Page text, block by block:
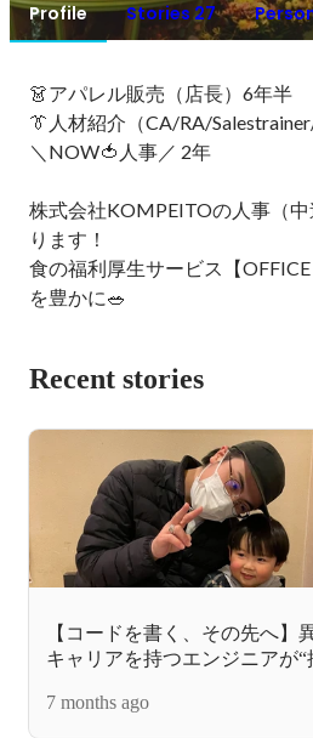
Profile Stories 27
👗アパレル販売（店長）6年半
👔人材紹介（CA/RA/
＼NOW🍅人事／ 2年
株式会社KOMPEITOの人事（
ります！
食の福利厚生サービス【
を豊かに🥗
Recent stories
【コードを書く、その先へ】
キャリアを持つエンジニアが“
7 months ago